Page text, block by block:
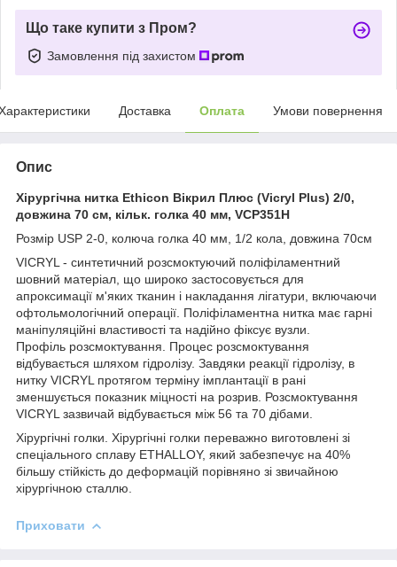
Що таке купити з Пром?
Замовлення під захистом
Доставка Оплата Умови повернення
Опис
Хірургічна нитка Ethicon Вікрил Плюс (Vicryl Plus) 2/0,
довжина 70 см, кільк. голка 40 мм, VCP351H
Розмір USP 2-0, колюча голка 40 мм, 1/2 кола, довжина 70см
VICRYL - синтетичний розсмоктуючий поліфіламентний
шовний матеріал, що широко застосовується для
апроксимації м'яких тканин і накладання лігатури, включаючи
офтольмологічний операції. Поліфіламентна нитка має гарні
маніпуляційні властивості та надійно фіксує вузли.
Профіль розсмоктування. Процес розсмоктування
відбувається шляхом гідролізу. Завдяки реакції гідролізу, в
нитку VICRYL протягом терміну імплантації в рані
зменшується показник міцності на розрив. Розсмоктування
VICRYL зазвичай відбувається між 56 та 70 дібами.
Хірургічні голки. Хірургічні голки переважно виготовлені зі
спеціального сплаву ETHALLOY, який забезпечує на 40%
більшу стійкість до деформацій порівняно зі звичайною
хірургічною сталлю.
Приховати